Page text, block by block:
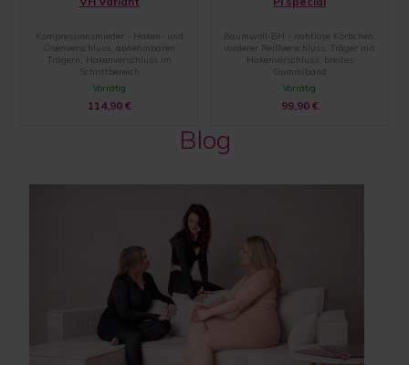
Kompressionsmieder - Haken- und
Ösenverschluss, abnehmbaren
Trägern, Hakenverschluss im
Schrittbereich
Vorrätig
114,90 €
Baumwoll-BH - nahtlose Körbchen,
vorderer Reißverschluss, Träger mit
Hakenverschluss, breites
Gummiband
Vorrätig
99,90 €
Blog